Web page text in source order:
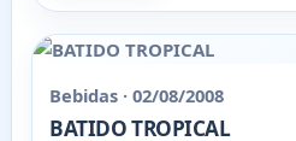
Bebidas · 02/08/2008
BATIDO TROPICAL